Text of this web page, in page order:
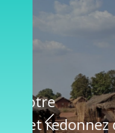
+Previous